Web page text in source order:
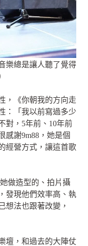
樂總是讓人聽了覺得
，《你朝我的方向走
：「我以前寫過多少
對，5年前、10年前
感謝9m88，她是個
經營方式，讓這首歌
做造型的、拍片攝
發現他們效率高、執
想法也跟著改變，
壇，和過去的大陣仗